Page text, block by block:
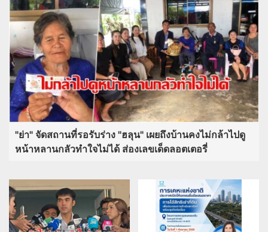
"ย่า" จัดสถานที่รอรับร่าง "ฮลุน" เผยถึงบ้านคงไม่กล้าไปดู
หน้าหลานกลัวทำใจไม่ได้ ส่องเลขเด็ดลอตเตอรี่